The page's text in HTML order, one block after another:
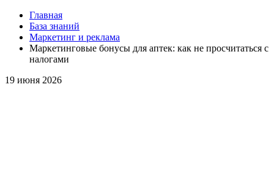
Главная
База знаний
Маркетинг и реклама
Маркетинговые бонусы для аптек: как не просчитаться с
налогами
19 июня 2026